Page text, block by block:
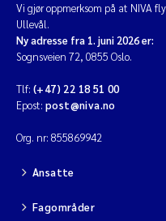
Vi gjør oppmerksom på at NIVA
Ullevål.
Ny adresse fra 1. juni 2026 er:
Sognsveien 72, 0855 Oslo.
Tlf: (+47) 22 18 51 00
Epost: post@niva.no
Org. nr: 855869942
Ansatte
Fagområder